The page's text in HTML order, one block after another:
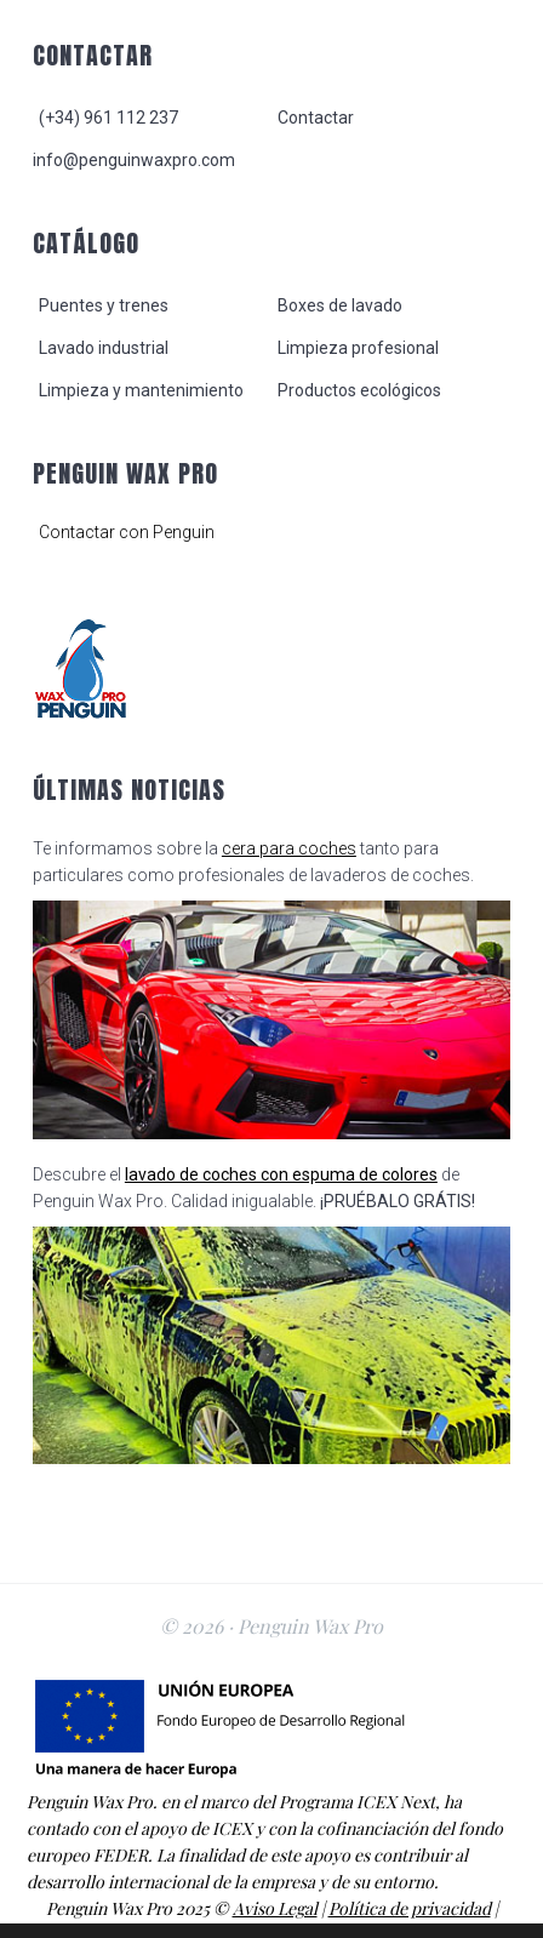
Footer
CONTACTAR
(+34) 961 112 237 Contactar
info@penguinwaxpro.com
CATÁLOGO
Puentes y trenes Boxes de lavado
Lavado industrial Limpieza profesional
Limpieza y mantenimiento Productos ecológicos
PENGUIN WAX PRO
Contactar con Penguin
ÚLTIMAS NOTICIAS
Te informamos sobre la cera para cochestanto para
particulares como profesionales de lavaderos de coches.
Descubre el lavado de coches con espuma de colores de
Penguin Wax Pro. Calidad inigualable. ¡PRUÉBALO GRÁTIS!
© 2026 · Penguin Wax Pro
Penguin Wax Pro. en el marco del Programa ICEX Next, ha
contado con el apoyo de ICEX y con la cofinanciación del fondo
europeo FEDER. La finalidad de este apoyo es contribuir al
desarrollo internacional de la empresa y de su entorno.
Penguin Wax Pro 2025 ©Aviso Legal|Política de privacidad|